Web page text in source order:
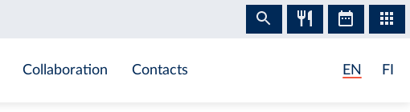
Collaboration Contacts EN FI